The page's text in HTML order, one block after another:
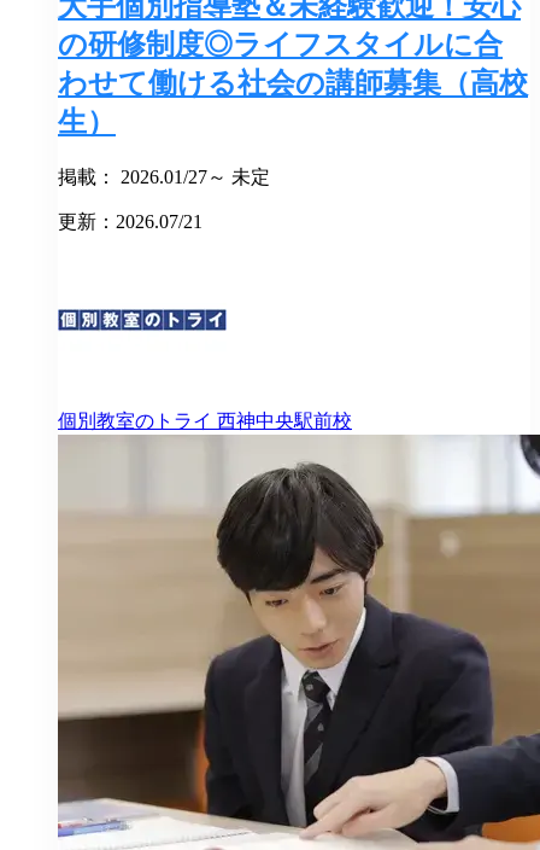
大手個別指導塾＆未経験歓迎！安心
の研修制度◎ライフスタイルに合
わせて働ける社会の講師募集（高校
生）
掲載： 2026.01/27～ 未定
更新：2026.07/21
個別教室のトライ 西神中央駅前校